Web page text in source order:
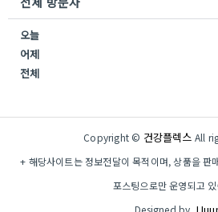
오늘
어제
전체
Copyright © 건강플렉스 All
+ 해당사이트는 정보전달이 목적이며, 상품을 판
포스팅으로만 운영되고
Designed by